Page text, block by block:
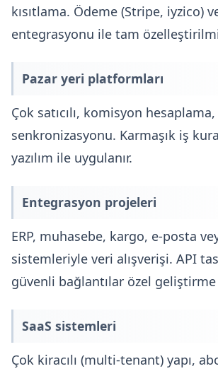
kısıtlama. Ödeme (Stripe, iyzico)
entegrasyonu ile tam
Pazar yeri platformları
Çok satıcılı, komisyon
senkronizasyonu. Karmaşık iş
yazılım ile uygulanır.
Entegrasyon projeleri
ERP, muhasebe, kargo, e-posta
sistemleriyle veri alışverişi. API
güvenli bağlantılar özel
SaaS sistemleri
Çok kiracılı (multi-tenant) yapı,